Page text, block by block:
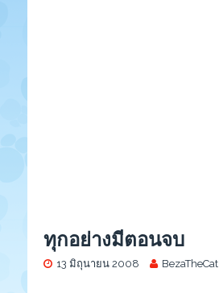
ทุกอย่างมีตอนจบ
13 มิถุนายน 2008 BezaTheCat